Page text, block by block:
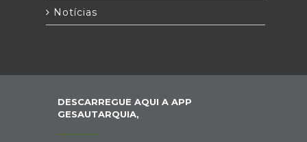
Notícias
DESCARREGUE AQUI A APP
GESAUTARQUIA,